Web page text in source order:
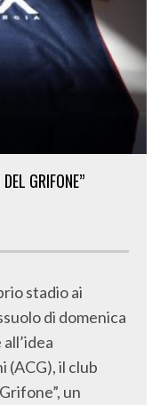
GRIFONE”
stadio ai
di domenica
(ACG), il club
un